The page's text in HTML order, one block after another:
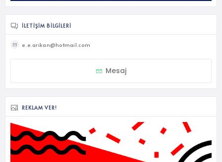
İLETIŞIM BILGILERI
e.e.arikan@hotmail.com
Mesaj
REKLAM VER!